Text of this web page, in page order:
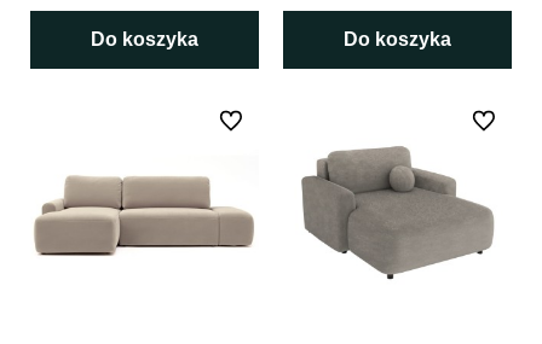
Do koszyka Do koszyka
Do ulubionych Do